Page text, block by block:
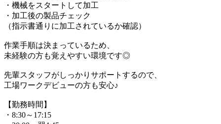
・機械をスタートして加工
・加工後の製品チェック
（指示書通りに加工されているか確認）
作業手順は決まっているため、
未経験の方も覚えやすい環境です◎
先輩スタッフがしっかりサポートするので、
工場ワークデビューの方も安心♪
【勤務時間】
・8:30～17:15